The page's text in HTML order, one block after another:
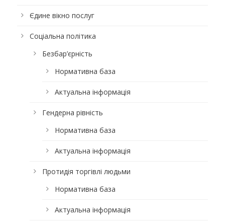
Єдине вікно послуг
Соціальна політика
Безбар’єрність
Нормативна база
Актуальна інформація
Гендерна рівність
Нормативна база
Актуальна інформація
Протидія торгівлі людьми
Нормативна база
Актуальна інформація